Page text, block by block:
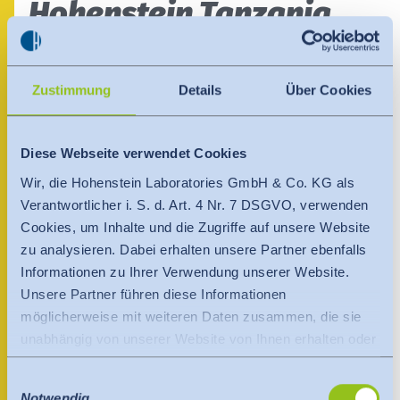
Zustimmung Details Über Cookies
Diese Webseite verwendet Cookies
Wir, die Hohenstein Laboratories GmbH & Co. KG als
Verantwortlicher i. S. d. Art. 4 Nr. 7 DSGVO, verwenden
Cookies, um Inhalte und die Zugriffe auf unsere Website
zu analysieren. Dabei erhalten unsere Partner ebenfalls
Informationen zu Ihrer Verwendung unserer Website.
Unsere Partner führen diese Informationen
möglicherweise mit weiteren Daten zusammen, die sie
unabhängig von unserer Website von Ihnen erhalten oder
gesammelt haben.
Es findet eine Datenübermittlung an ein Drittland oder
Tiếng Việt
Indonesia
bahasa Indonesia
Việt Nam
Indonesia
bahasa Indonesia
中国
Aktuelles
Presse
Kontakt
Newsletter
Hohenstein Tanzania
NAZARETH V61-261-1
Njombe Njombe
Tansania, Vereinigte Republik
Ansprechpartner